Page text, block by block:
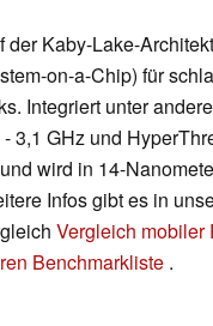
der Kaby-Lake-
on-a-Chip) für
Integriert unter
3,1 GHz und
wird in 14-
Infos gibt es in
Vergleich mobiler
Benchmarkliste .